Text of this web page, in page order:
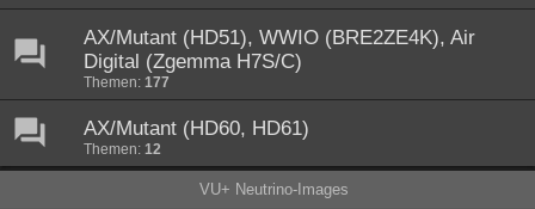
AX/Mutant (HD51), WWIO (BRE2ZE4K), Air
Digital (Zgemma H7S/C)
Themen: 177
AX/Mutant (HD60, HD61)
Themen: 12
VU+ Neutrino-Images